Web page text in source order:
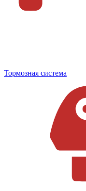
Тормозная система